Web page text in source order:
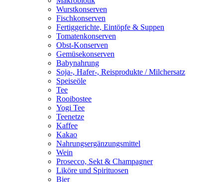
Wurstkonserven
Fischkonserven
Fertiggerichte, Eintöpfe & Suppen
Tomatenkonserven
Obst-Konserven
Gemüsekonserven
Babynahrung
Soja-, Hafer-, Reisprodukte / Milchersatz
Speiseöle
Tee
Rooibostee
Yogi Tee
Teenetze
Kaffee
Kakao
Nahrungsergänzungsmittel
Wein
Prosecco, Sekt & Champagner
Liköre und Spirituosen
Bier